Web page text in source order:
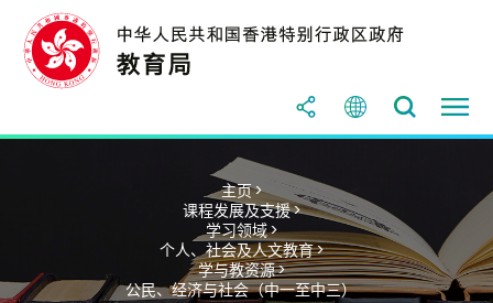
主页 >
课程发展及支援 >
学习领域 >
个人、社会及人文教育 >
学与教资源 >
公民、经济与社会（中一至中三）